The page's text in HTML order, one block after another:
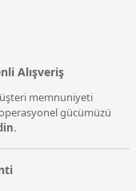
Alışveriş
memnuniyeti
gücümüzü
.